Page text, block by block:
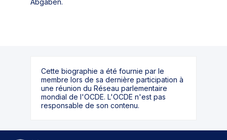
Abgaben.
Cette biographie a été fournie par le
membre lors de sa dernière participation à
une réunion du Réseau parlementaire
mondial de l'OCDE. L'OCDE n'est pas
responsable de son contenu.